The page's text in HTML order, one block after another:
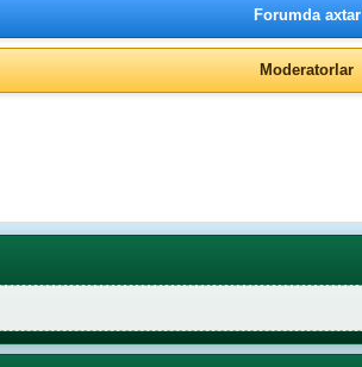
Forumda axtar
Moderatorlar